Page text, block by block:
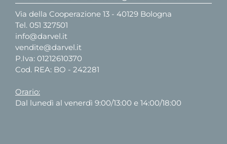
Via della Cooperazione 13 - 40129 Bologna
Tel. 051 327501
info@darvel.it
vendite@darvel.it
P.Iva: 01212610370
Cod. REA: BO - 242281
Orario:
Dal lunedì al venerdì 9:00/13:00 e 14:00/18:00